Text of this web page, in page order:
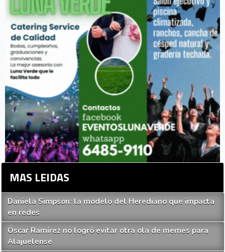
MAS LEIDAS
Daniela Simpson: la modelo del Herediano que impacta
en redes
Óscar Ramírez no logró evitar otra ola de memes para
Alajuelense